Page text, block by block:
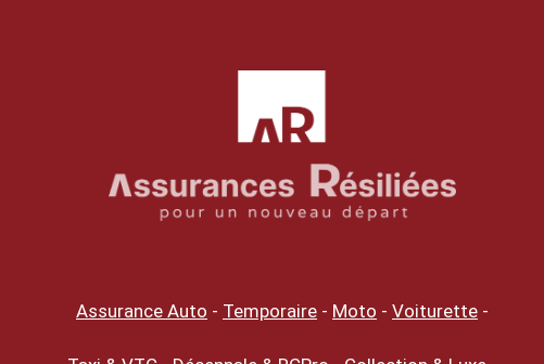
Assurance Auto - Temporaire - Moto - Voiturette -